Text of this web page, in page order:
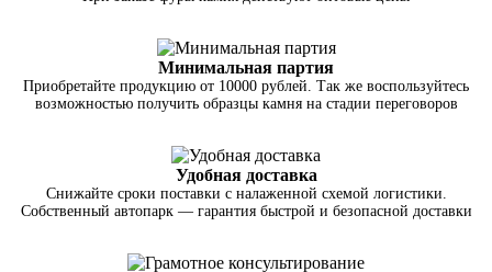
Минимальная партия
Приобретайте продукцию от 10000 рублей. Так же воспользуйтесь
возможностью получить образцы камня на стадии переговоров
Удобная доставка
Снижайте сроки поставки с налаженной схемой логистики.
Собственный автопарк — гарантия быстрой и безопасной доставки